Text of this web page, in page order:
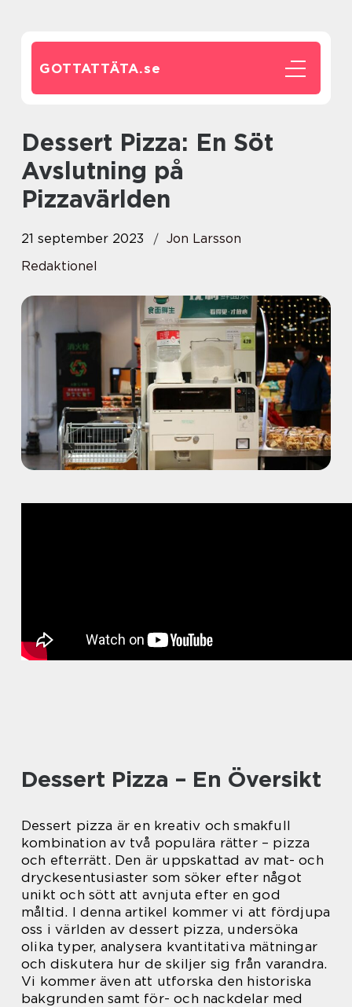
GOTTATTÄTA.se
Dessert Pizza: En Söt
Avslutning på
Pizzavärlden
21 september 2023
Jon Larsson
Redaktionel
Dessert Pizza – En Översikt
Dessert pizza är en kreativ och smakfull
kombination av två populära rätter – pizza
och efterrätt. Den är uppskattad av mat- och
dryckesentusiaster som söker efter något
unikt och sött att avnjuta efter en god
måltid. I denna artikel kommer vi att fördjupa
oss i världen av dessert pizza, undersöka
olika typer, analysera kvantitativa mätningar
och diskutera hur de skiljer sig från varandra.
Vi kommer även att utforska den historiska
bakgrunden samt för- och nackdelar med